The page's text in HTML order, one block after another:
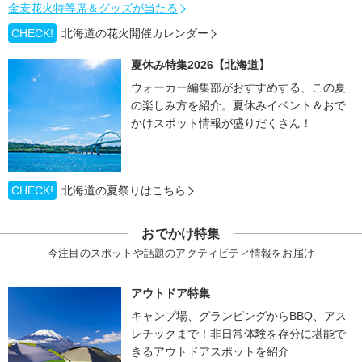
金麦花火特等席＆グッズが当たる
CHECK!
北海道の花火開催カレンダー
夏休み特集2026【北海道】
ウォーカー編集部がおすすめする、この夏
の楽しみ方を紹介。夏休みイベント＆おで
かけスポット情報が盛りだくさん！
CHECK! 北海道の夏祭りはこちら
おでかけ特集
今注目のスポットや話題のアクティビティ情報をお届け
アウトドア特集
キャンプ場、グランピングからBBQ、アス
レチックまで！非日常体験を存分に堪能で
きるアウトドアスポットを紹介